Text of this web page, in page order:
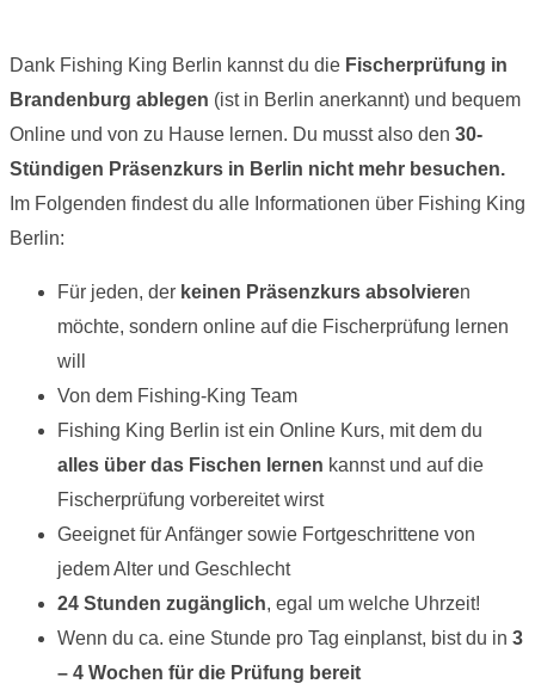
Dank Fishing King Berlin kannst du die Fischerprüfung in
Brandenburg ablegen (ist in Berlin anerkannt) und bequem
Online und von zu Hause lernen. Du musst also den 30-
Stündigen Präsenzkurs in Berlin nicht mehr besuchen.
Im Folgenden findest du alle Informationen über Fishing King
Berlin:
Für jeden, der keinen Präsenzkurs absolvieren
möchte, sondern online auf die Fischerprüfung lernen
will
Von dem Fishing-King Team
Fishing King Berlin ist ein Online Kurs, mit dem du
alles über das Fischen lernen kannst und auf die
Fischerprüfung vorbereitet wirst
Geeignet für Anfänger sowie Fortgeschrittene von
jedem Alter und Geschlecht
24 Stunden zugänglich, egal um welche Uhrzeit!
Wenn du ca. eine Stunde pro Tag einplanst, bist du in 3
– 4 Wochen für die Prüfung bereit